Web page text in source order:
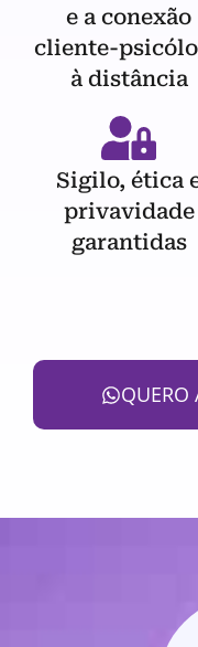
e a conexão
cliente-
à distância
Sigilo, ética
privavidade
garantidas
QUERO